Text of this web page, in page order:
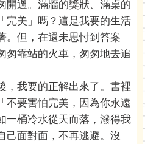
開過。滿牆的獎狀、滿桌的
完美」嗎？這是我要的生活
。但，在還未思忖到答案
匆靠站的火車，匆匆地去追
，我要的正解出來了。書裡
不要害怕完美，因為你永遠
一桶冷水從天而落，潑得我
己面對面，不再逃避。沒